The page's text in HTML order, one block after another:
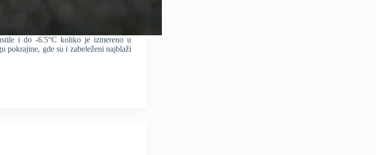
i do -6.5°C koliko je izmereno u
pokrajine, gde su i zabeleženi najblaži